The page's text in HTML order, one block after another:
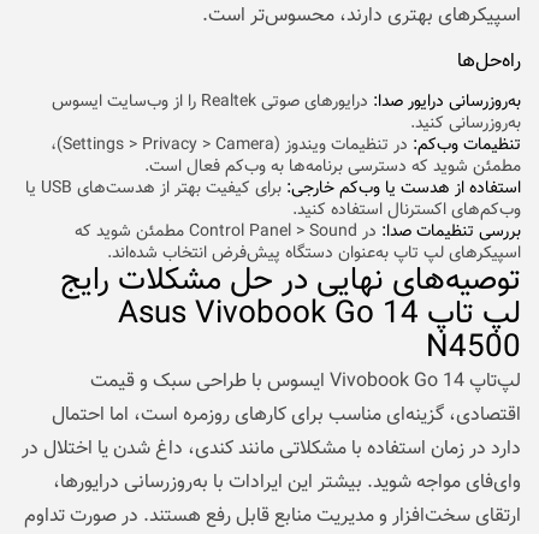
اسپیکرهای بهتری دارند، محسوس‌تر است.
راه‌حل‌ها
به‌روزرسانی درایور صدا:
درایورهای صوتی Realtek را از وب‌سایت ایسوس
به‌روزرسانی کنید.
تنظیمات وب‌کم:
در تنظیمات ویندوز (Settings > Privacy > Camera)،
مطمئن شوید که دسترسی برنامه‌ها به وب‌کم فعال است.
استفاده از هدست یا وب‌کم خارجی:
برای کیفیت بهتر از هدست‌های USB یا
وب‌کم‌های اکسترنال استفاده کنید.
بررسی تنظیمات صدا:
در Control Panel > Sound مطمئن شوید که
اسپیکرهای لپ تاپ به‌عنوان دستگاه پیش‌فرض انتخاب شده‌اند.
توصیه‌های نهایی در حل مشکلات رایج
لپ تاپ Asus Vivobook Go 14
N4500
لپ‌تاپ Vivobook Go 14 ایسوس با طراحی سبک و قیمت
اقتصادی، گزینه‌ای مناسب برای کارهای روزمره است، اما احتمال
دارد در زمان استفاده با مشکلاتی مانند کندی، داغ شدن یا اختلال در
وای‌فای مواجه شوید. بیشتر این ایرادات با به‌روزرسانی درایورها،
ارتقای سخت‌افزار و مدیریت منابع قابل رفع هستند. در صورت تداوم